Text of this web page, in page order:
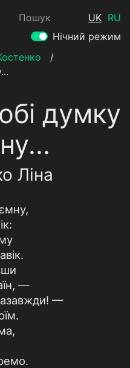
Пошук UK RU
Нічний режим
/
думку
Ліна
—
—